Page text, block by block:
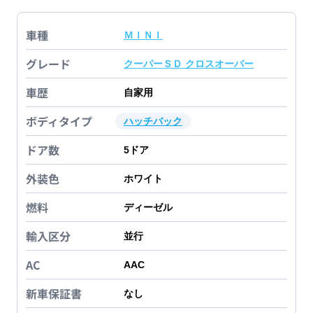
車種 ＭＩＮＩ
グレード クーパーＳＤ クロスオーバー
車歴 自家用
ボディタイプ ハッチバック
ドア数 5 ドア
外装色 ホワイト
燃料 ディーゼル
輸入区分 並行
AC AAC
新車保証書 なし